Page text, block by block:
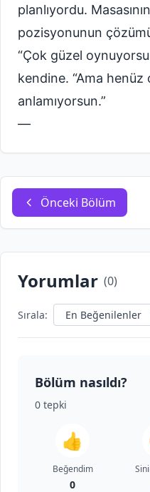
planlıyordu.
pozisyonunun
“Çok güzel
kendine. “Ama
anlamıyorsun.”
—
Önceki Bölüm
Yorumlar (0)
Sırala:
Bölüm nasıldı?
0 tepki
👍
Beğendim
0